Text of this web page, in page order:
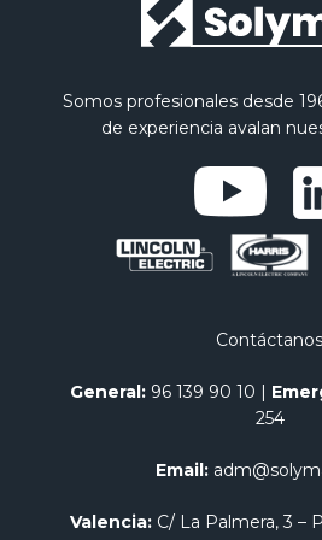
Somos profesionales desde
de experiencia avalan
Contáctanos
General: 96 139 90 10 |
254
Email:
Valencia: C/ La Palmera, 3 –